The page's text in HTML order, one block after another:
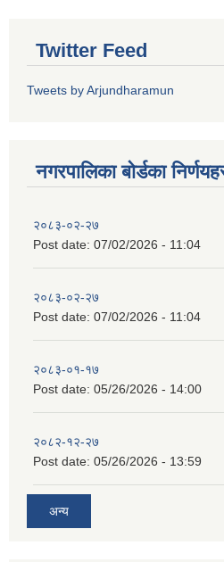
Twitter Feed
Tweets by Arjundharamun
नगरपालिका बाेर्डका
२०८३-०२-२७
Post date: 07/02/2026 - 11:04
२०८३-०२-२७
Post date: 07/02/2026 - 11:04
२०८३-०१-१७
Post date: 05/26/2026 - 14:00
२०८२-१२-२७
Post date: 05/26/2026 - 13:59
अन्य